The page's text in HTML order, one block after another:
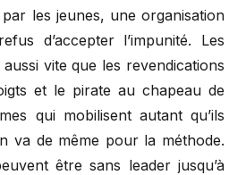
les jeunes, une organisation
d’accepter l’impunité. Les
vite que les revendications
et le pirate au chapeau de
qui mobilisent autant qu’ils
va de même pour la méthode.
être sans leader jusqu’à